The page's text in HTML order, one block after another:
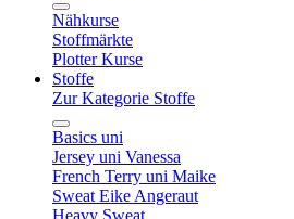
Nähkurse
Stoffmärkte
Plotter Kurse
Stoffe
Zur Kategorie Stoffe
Basics uni
Jersey uni Vanessa
French Terry uni Maike
Sweat Eike Angeraut
Heavy Sweat